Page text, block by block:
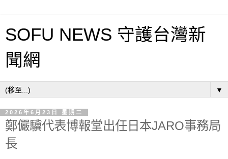
SOFU NEWS 守護台灣新
聞網
▼
2026年6月23日 星期二
鄭儼驥代表博報堂出任日本JARO事務局
長